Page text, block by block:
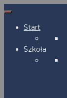
Start
Szkoła